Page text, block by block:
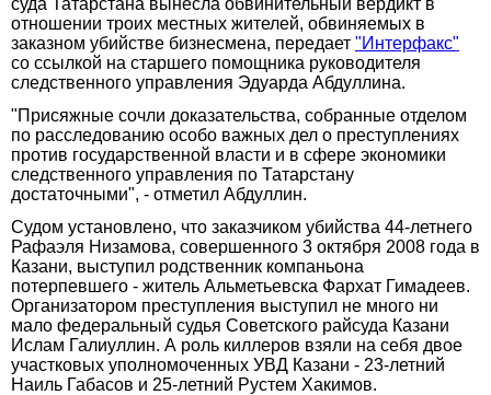
отношении троих местных жителей, обвиняемых в
заказном убийстве бизнесмена, передает "Интерфакс"
со ссылкой на старшего помощника руководителя
следственного управления Эдуарда Абдуллина.
"Присяжные сочли доказательства, собранные отделом
по расследованию особо важных дел о преступлениях
против государственной власти и в сфере экономики
следственного управления по Татарстану
достаточными", - отметил Абдуллин.
Судом установлено, что заказчиком убийства 44-летнего
Рафаэля Низамова, совершенного 3 октября 2008 года в
Казани, выступил родственник компаньона
потерпевшего - житель Альметьевска Фархат Гимадеев.
Организатором преступления выступил не много ни
мало федеральный судья Советского райсуда Казани
Ислам Галиуллин. А роль киллеров взяли на себя двое
участковых уполномоченных УВД Казани - 23-летний
Наиль Габасов и 25-летний Рустем Хакимов.